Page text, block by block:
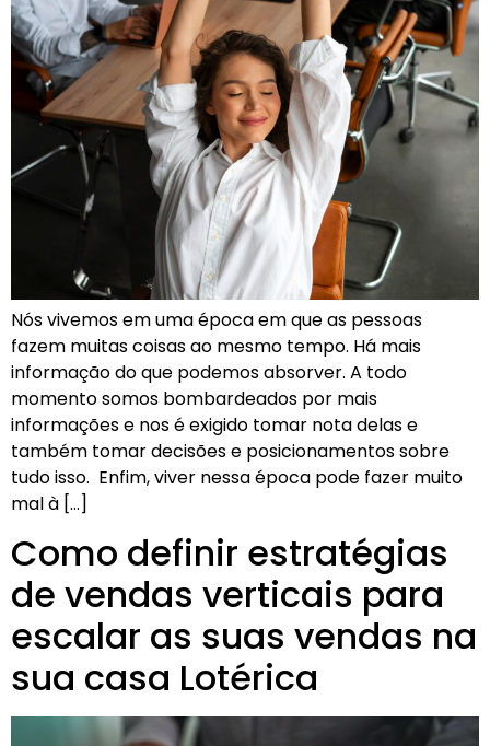
Nós vivemos em uma época em que as pessoas
fazem muitas coisas ao mesmo tempo. Há mais
informação do que podemos absorver. A todo
momento somos bombardeados por mais
informações e nos é exigido tomar nota delas e
também tomar decisões e posicionamentos sobre
tudo isso. Enfim, viver nessa época pode fazer muito
mal à […]
Como definir estratégias
de vendas verticais para
escalar as suas vendas na
sua casa Lotérica